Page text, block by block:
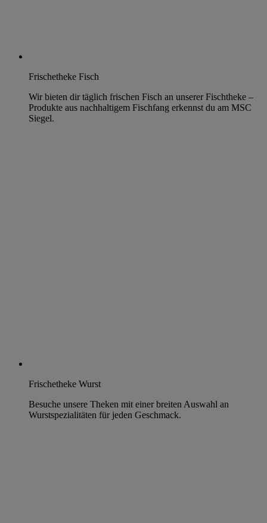
Frischetheke Fisch
Wir bieten dir täglich frischen Fisch an unserer Fischtheke –
Produkte aus nachhaltigem Fischfang erkennst du am MSC
Siegel.
Frischetheke Wurst
Besuche unsere Theken mit einer breiten Auswahl an
Wurstspezialitäten für jeden Geschmack.